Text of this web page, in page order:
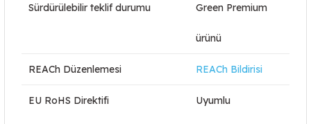
Sürdürülebilir teklif durumu Green Premium
ürünü
REACh Düzenlemesi REACh Bildirisi
EU RoHS Direktifi Uyumlu